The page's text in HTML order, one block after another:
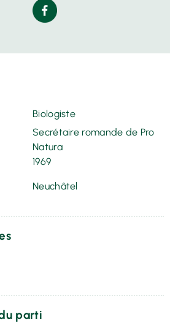
Biologiste
Secrétaire romande de Pro
Natura
1969
Neuchâtel
parti